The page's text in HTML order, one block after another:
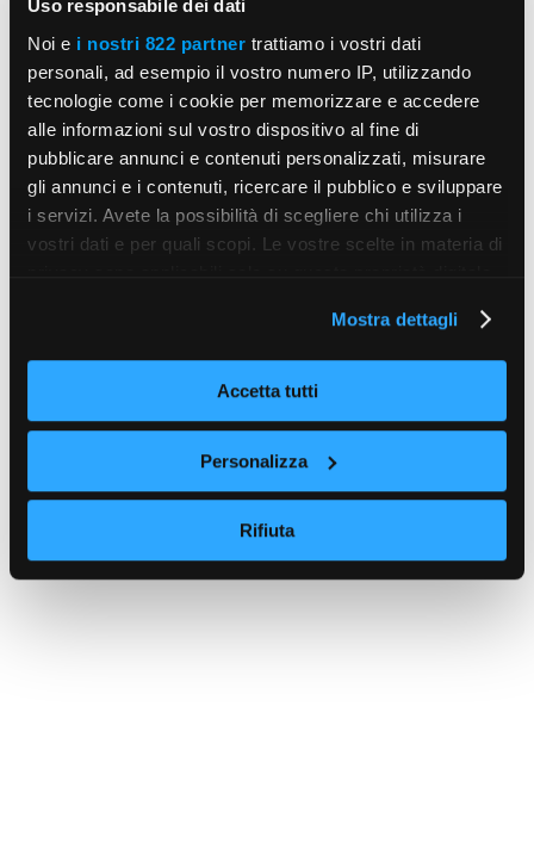
Uso responsabile dei dati
Noi e i nostri 822 partner trattiamo i vostri dati
personali, ad esempio il vostro numero IP, utilizzando
tecnologie come i cookie per memorizzare e accedere
alle informazioni sul vostro dispositivo al fine di
pubblicare annunci e contenuti personalizzati, misurare
gli annunci e i contenuti, ricercare il pubblico e sviluppare
i servizi. Avete la possibilità di scegliere chi utilizza i
vostri dati e per quali scopi. Le vostre scelte in materia di
modificare o revocare il proprio consenso in qualsiasi
momento dalla Dichiarazione sui cookie o facendo clic
sull'icona di attivazione della privacy.
raccogliere informazioni sulla tua posizione
geografica, con un'approssimazione di qualche
Identificare il tuo dispositivo, scansionandolo
Mostra dettagli
Accetta tutti
Personalizza
Rifiuta
ANIMALI 6 anni ago
Tartaro sui denti del cane: come
risolvere il problema